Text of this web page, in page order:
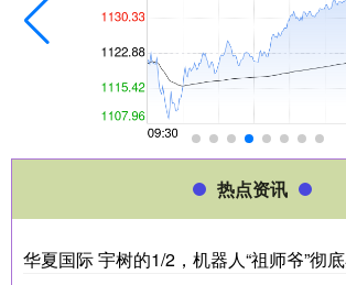
热点资讯
华夏国际 宇树的1/2，机器人“祖师爷”彻